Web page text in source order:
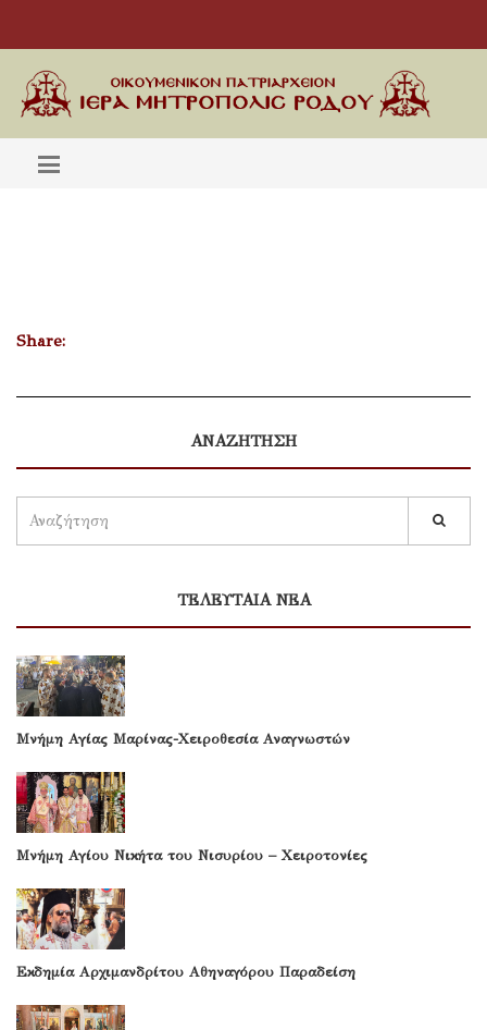
Share:
ΑΝΑΖΗΤΗΣΗ
ΤΕΛΕΥΤΑΙΑ ΝΕΑ
Μνήμη Αγίας Μαρίνας-Χειροθεσία Αναγνωστών
Μνήμη Αγίου Νικήτα του Νισυρίου – Χειροτονίες
Εκδημία Αρχιμανδρίτου Αθηναγόρου Παραδείση